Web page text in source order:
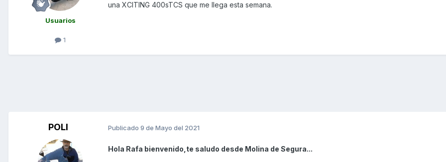
Usuarios
1
una XCITING 400sTCS que me llega esta semana.
POLI Publicado 9 de Mayo del 2021
Hola Rafa bienvenido,te saludo desde Molina de Segura...